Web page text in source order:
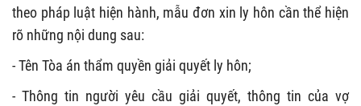
theo pháp luật hiện hành, mẫu đơn xin ly hôn cần thể hiện
rõ những nội dung sau:
- Tên Tòa án thẩm quyền giải quyết ly hôn;
- Thông tin người yêu cầu giải quyết, thông tin của vợ